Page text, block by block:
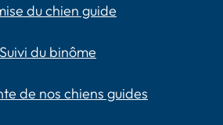
du chien guide
Suivi du binôme
de nos chiens guides